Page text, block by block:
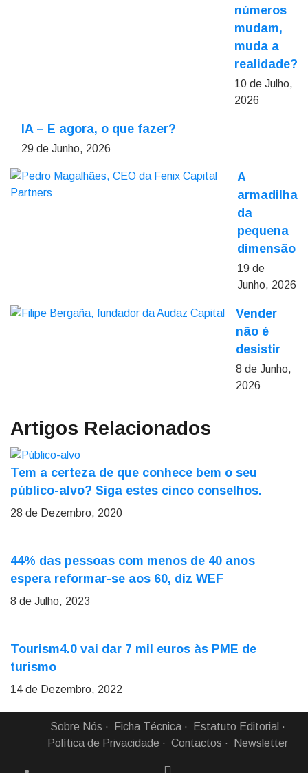
números
mudam,
muda a
realidade?
10 de Julho,
2026
IA – E agora, o que fazer?
29 de Junho, 2026
A
armadilha
da
pequena
dimensão
19 de
Junho, 2026
Vender
não é
desistir
8 de Junho,
2026
Artigos Relacionados
Tem a certeza de que conhece bem o seu
público-alvo? Siga estes cinco conselhos.
28 de Dezembro, 2020
44% das pessoas com menos de 40 anos
espera reformar-se aos 60, diz WEF
8 de Julho, 2023
Tourism4.0 vai dar 7 mil euros às PME de
turismo
14 de Dezembro, 2022
Sobre Nós Ficha Técnica
Estatuto Editorial
Política de Privacidade
Contactos Newsletter